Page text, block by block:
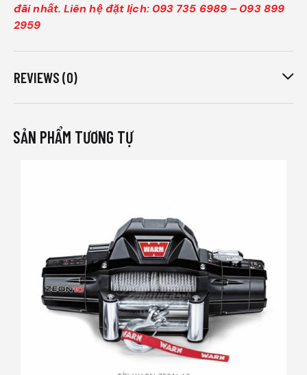
đãi nhất. Liên hệ đặt lịch: 093 735 6989 – 093 899
2959
REVIEWS (0)
SẢN PHẨM TƯƠNG TỰ